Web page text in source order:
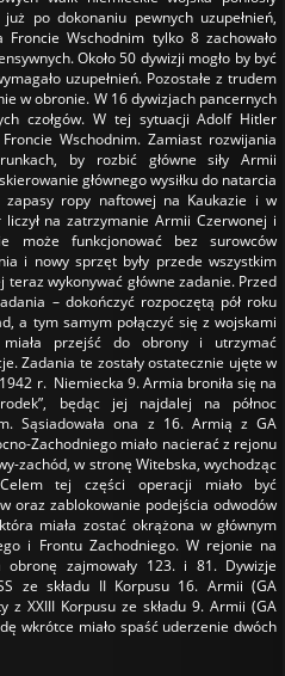
po dokonaniu pewnych uzupełnień,
Wschodnim tylko 8 zachowało
Około 50 dywizji mogło by być
uzupełnień. Pozostałe z trudem
w obronie. W 16 dywizjach pancernych
czołgów. W tej sytuacji Adolf Hitler
Wschodnim. Zamiast rozwijania
by rozbić główne siły Armii
głównego wysiłku do natarcia
zapasy ropy naftowej na Kaukazie i w
na zatrzymanie Armii Czerwonej i
może funkcjonować bez surowców
i nowy sprzęt były przede wszystkim
teraz wykonywać główne zadanie. Przed
– dokończyć rozpoczętą pół roku
a tym samym połączyć się z wojskami
miała przejść do obrony i utrzymać
Zadania te zostały ostatecznie ujęte w
r. Niemiecka 9. Armia broniła się na
będąc jej najdalej na północ
Sąsiadowała ona z 16. Armią z GA
Zachodniego miało nacierać z rejonu
zachód, w stronę Witebska, wychodząc
tej części operacji miało być
oraz zablokowanie podejścia odwodów
miała zostać okrążona w głównym
i Frontu Zachodniego. W rejonie na
obronę zajmowały 123. i 81. Dywizje
ze składu II Korpusu 16. Armii (GA
z XXIII Korpusu ze składu 9. Armii (GA
wkrótce miało spaść uderzenie dwóch